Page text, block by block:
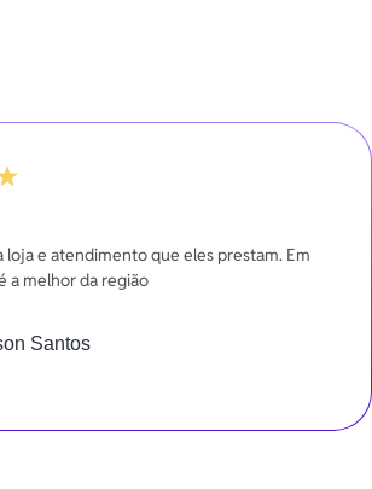
loja e atendimento que eles prestam. Em
a melhor da região
Santos